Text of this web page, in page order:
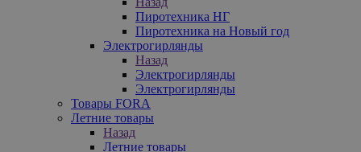
Пиротехника НГ
Пиротехника на Новый год
Электрогирлянды
Назад
Электрогирлянды
Электрогирлянды
Товары FORA
Летние товары
Назад
Летние товары